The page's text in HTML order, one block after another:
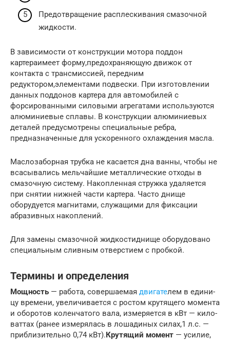
Предотвращение расплескивания смазочной
жидкости.
В зависимости от конструкции мотора поддон
картераимеет форму,предохраняющую движок от
контакта с трансмиссией, передним
редуктором,элементами подвески. При изготовлении
данных поддонов картера для автомобилей с
форсированными силовыми агрегатами используются
алюминиевые сплавы. В конструкции алюминиевых
деталей предусмотрены специальные ребра,
предназначенные для ускоренного охлаждения масла.
Маслозаборная трубка не касается дна ванны, чтобы не
всасывались мельчайшие металлические отходы в
смазочную систему. Накопленная стружка удаляется
при снятии нижней части картера. Часто днище
оборудуется магнитами, служащими для фиксации
абразивных накоплений.
Для замены смазочной жидкостиднище оборудовано
специальным сливным отверстием с пробкой.
Тер­ми­ны и оп­ре­де­ле­ния
Мощ­ность — ра­бо­та, со­вер­ша­е­мая дви­га­те­лем в еди­ни­
цу вре­ме­ни, уве­ли­чи­ва­ет­ся с ро­с­том кру­тя­ще­го мо­мен­та
и обо­ро­тов ко­лен­ча­то­го ва­ла, из­ме­ря­ет­ся в кВт — ки­ло­
ват­тах (ра­нее из­ме­ря­лась в ло­ша­ди­ных си­лах,1 л.с. —
при­бли­зи­тель­но 0,74 кВт).Кру­тя­щий мо­мент — уси­лие,